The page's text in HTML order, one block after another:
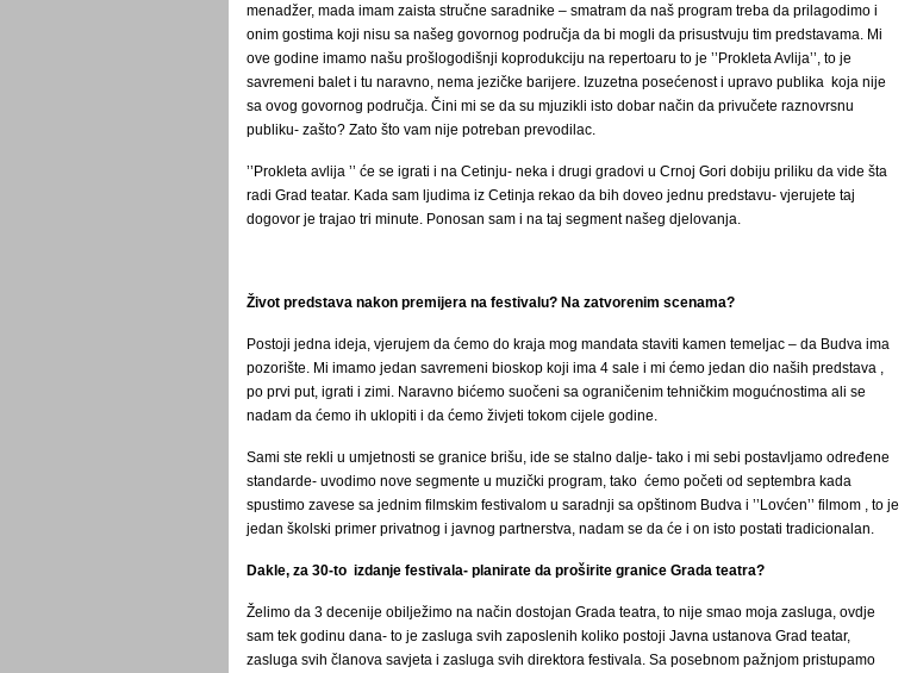
menadžer, mada imam zaista stručne saradnike – smatram da naš program treba da prilagodimo i
onim gostima koji nisu sa našeg govornog područja da bi mogli da prisustvuju tim predstavama. Mi
ove godine imamo našu prošlogodišnji koprodukciju na repertoaru to je ’’Prokleta Avlija’’, to je
savremeni balet i tu naravno, nema jezičke barijere. Izuzetna posećenost i upravo publika koja nije
sa ovog govornog područja. Čini mi se da su mjuzikli isto dobar način da privučete raznovrsnu
publiku- zašto? Zato što vam nije potreban prevodilac.
’’Prokleta avlija ’’ će se igrati i na Cetinju- neka i drugi gradovi u Crnoj Gori dobiju priliku da vide šta
radi Grad teatar. Kada sam ljudima iz Cetinja rekao da bih doveo jednu predstavu- vjerujete taj
dogovor je trajao tri minute. Ponosan sam i na taj segment našeg djelovanja.
Život predstava nakon premijera na festivalu? Na zatvorenim scenama?
Postoji jedna ideja, vjerujem da ćemo do kraja mog mandata staviti kamen temeljac – da Budva ima
pozorište. Mi imamo jedan savremeni bioskop koji ima 4 sale i mi ćemo jedan dio naših predstava ,
po prvi put, igrati i zimi. Naravno bićemo suočeni sa ograničenim tehničkim mogućnostima ali se
nadam da ćemo ih uklopiti i da ćemo živjeti tokom cijele godine.
Sami ste rekli u umjetnosti se granice brišu, ide se stalno dalje- tako i mi sebi postavljamo određene
standarde- uvodimo nove segmente u muzički program, tako ćemo početi od septembra kada
spustimo zavese sa jednim filmskim festivalom u saradnji sa opštinom Budva i ’’Lovćen’’ filmom , to je
jedan školski primer privatnog i javnog partnerstva, nadam se da će i on isto postati tradicionalan.
Dakle, za 30-to izdanje festivala- planirate da proširite granice Grada teatra?
Želimo da 3 decenije obilježimo na način dostojan Grada teatra, to nije smao moja zasluga, ovdje
sam tek godinu dana- to je zasluga svih zaposlenih koliko postoji Javna ustanova Grad teatar,
zasluga svih članova savjeta i zasluga svih direktora festivala. Sa posebnom pažnjom pristupamo